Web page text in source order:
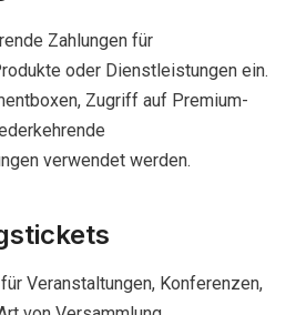
Zahlungen für
oder Dienstleistungen ein.
Zugriff auf Premium-
verwendet werden.
Veranstaltungen, Konferenzen,